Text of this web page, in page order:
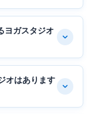
ヨガスタジオ
オはあります